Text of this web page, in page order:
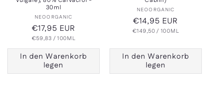
30ml
Anbieter:
NEOORGANIC
Normaler
Preis
€17,95 EUR
GRUNDPREIS
€59,83 /PRO
100ML
In den Warenkorb
legen
Anbieter:
NEOORGANIC
Normaler
Preis
€14,95 EUR
GRUNDPREIS
€149,50 / PRO
100ML
In den Warenkorb
legen